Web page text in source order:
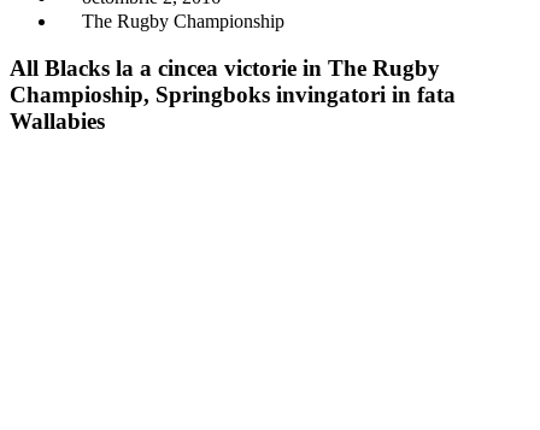
The Rugby Championship
All Blacks la a cincea victorie in The Rugby
Champioship, Springboks invingatori in fata
Wallabies